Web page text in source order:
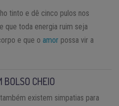
tinto e dê cinco pulos nos
que toda energia ruim seja
e que o amor possa vir a
CHEIO
existem simpatias para